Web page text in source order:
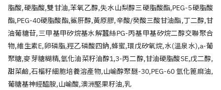
脂酸,硬脂酸,雙甘油,苯氧乙醇,失水山梨醇三硬脂酸酯,PEG-5硬脂酸
酯,PEG-40硬脂酸酯,鯊肝醇,黃原膠,辛酸/癸酸三酸甘油酯,丁二醇,甘
油葡糖苷,三甲基甲矽烷基水解蠶絲PG-丙基甲基矽烷二醇交聯聚合
物,維生素E,卵磷脂,羥乙磷酸四鈉,蜂蜜,環戊矽氧烷,水(溫泉水),a-葡
聚糖,麥芽糖糊精,氫化油菜籽油醇1,3-丙二醇,甘油硬脂酸SE,戊二醇,
甜菜鹼,石榴籽細胞培養溶產物,山崳醇聚醚-30,PEG-60氫化篦麻油,
葡糖基神經醯胺,山崳酸,澳洲堅果籽油,乳